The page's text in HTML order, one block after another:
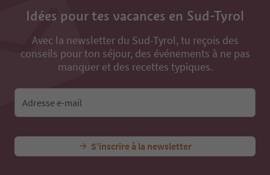
Idées pour tes vacances en Sud-Tyrol
Avec la newsletter du Sud-Tyrol, tu reçois des
conseils pour ton séjour, des événements à ne pas
manquer et des recettes typiques.
Adresse e-mail
S’inscrire à la newsletter